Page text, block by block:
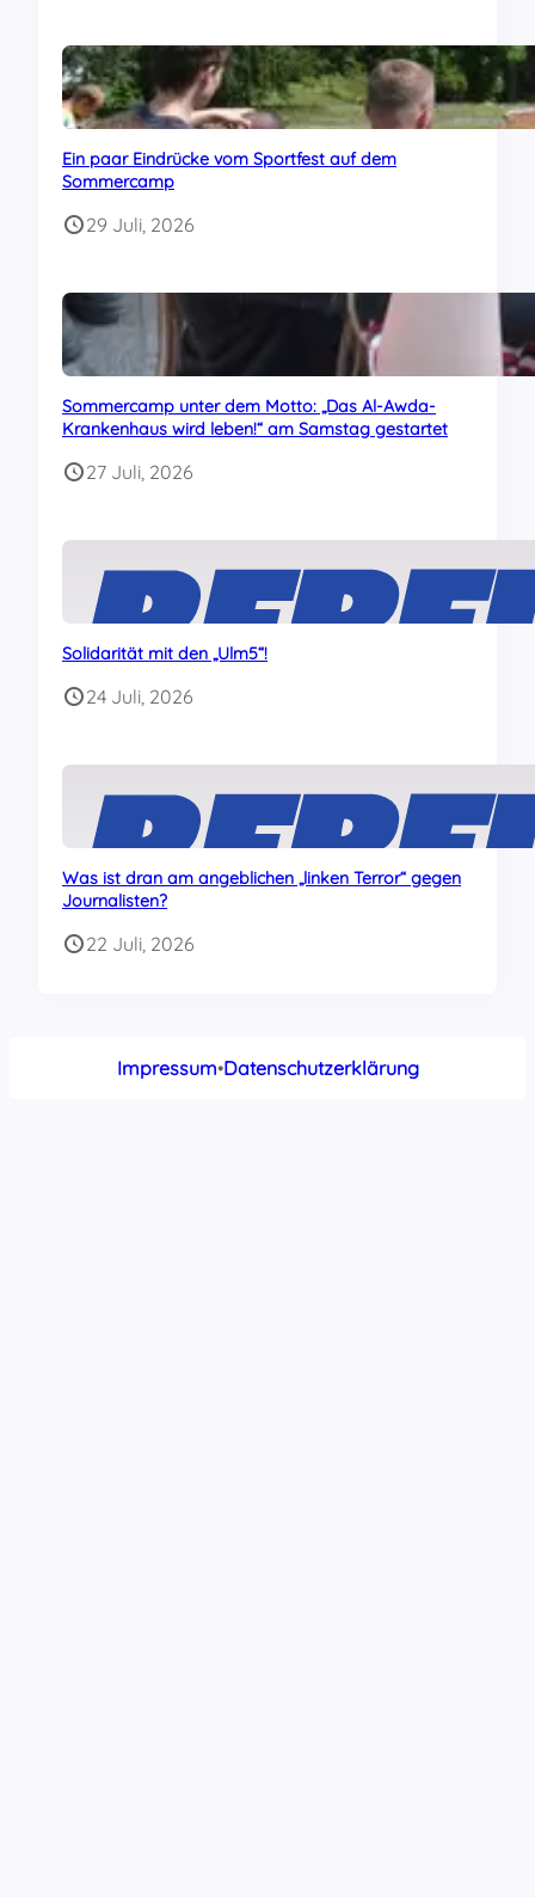
Ein paar Eindrücke vom Sportfest auf dem
Sommercamp
29 Juli, 2026
Sommercamp unter dem Motto: „Das Al-Awda-
Krankenhaus wird leben!“ am Samstag gestartet
27 Juli, 2026
Solidarität mit den „Ulm5“!
24 Juli, 2026
Was ist dran am angeblichen „linken Terror“ gegen
Journalisten?
22 Juli, 2026
Impressum•Datenschutzerklärung